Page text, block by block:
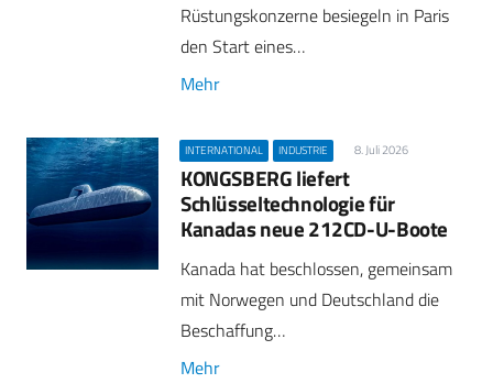
Rüstungskonzerne besiegeln in Paris
den Start eines…
Mehr
INTERNATIONAL INDUSTRIE 8. Juli 2026
KONGSBERG liefert
Schlüsseltechnologie für
Kanadas neue 212CD-U-Boote
Kanada hat beschlossen, gemeinsam
mit Norwegen und Deutschland die
Beschaffung…
Mehr